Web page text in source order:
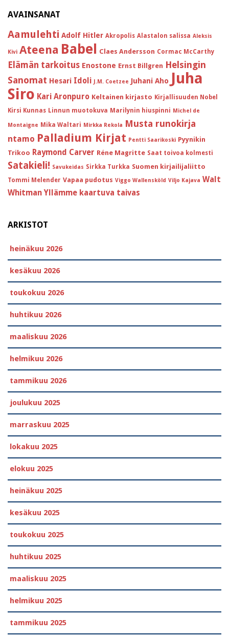
AVAINSANAT
Aamulehti Adolf Hitler Akropolis Alastalon salissa Aleksis
Kivi Ateena Babel Claes Andersson Cormac McCarthy
Elämän tarkoitus Enostone Ernst Billgren Helsingin
Sanomat Hesari Idoli J.M. Coetzee Juhani Aho Juha
Siro Kari Aronpuro Keltainen kirjasto Kirjallisuuden Nobel
Kirsi Kunnas Linnun muotokuva Marilynin hiuspinni Michel de
Montaigne Mika Waltari Mirkka Rekola Musta runokirja
ntamo Palladium Kirjat Pentti Saarikoski Pyynikin
Trikoo Raymond Carver Réne Magritte Saat toivoa kolmesti
Satakieli! Savukeidas Sirkka Turkka Suomen kirjailijaliitto
Tommi Melender Vapaa pudotus Viggo Wallensköld Viljo Kajava Walt
Whitman Yllämme kaartuva taivas
ARKISTOT
heinäkuu 2026
kesäkuu 2026
toukokuu 2026
huhtikuu 2026
maaliskuu 2026
helmikuu 2026
tammikuu 2026
joulukuu 2025
marraskuu 2025
lokakuu 2025
elokuu 2025
heinäkuu 2025
kesäkuu 2025
toukokuu 2025
huhtikuu 2025
maaliskuu 2025
helmikuu 2025
tammikuu 2025